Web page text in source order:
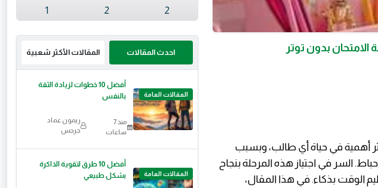
الامتحان بدون توتر
أهمية في حياة أي طالب، وبسبب
السر في اجتياز هذه المرحلة بنجاح
الوقت بذكاء. في هذا المقال،
2
2
1
احدث المقالات المقالات الأكثر شعبية
المقالات العامة
أفضل 10 خطوات لزيادة الثقة
بالنفس
منذ 7
ساعات
ريمون عماد
جرجس
المقالات العامة
أفضل 10 طرق لتقوية الذاكرة
بشكل طبيعي